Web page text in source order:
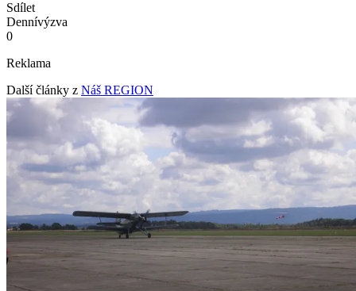
Sdílet
Dennívýzva
0
Reklama
Další články z Náš REGION